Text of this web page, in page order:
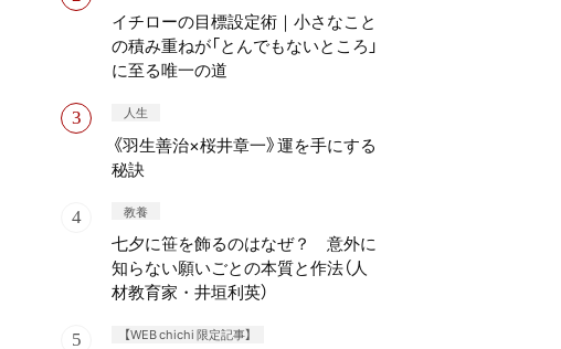
イチローの目標設定術｜小さなこと
の積み重ねが「とんでもないところ」
に至る唯一の道
人生
《羽生善治×桜井章一》運を手にする
秘訣
教養
七夕に笹を飾るのはなぜ？ 意外に
知らない願いごとの本質と作法（人
材教育家・井垣利英）
【WEB chichi 限定記事】